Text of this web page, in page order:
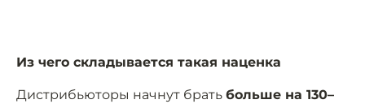
Из чего складывается такая наценка
Дистрибьюторы начнут брать больше на 130–